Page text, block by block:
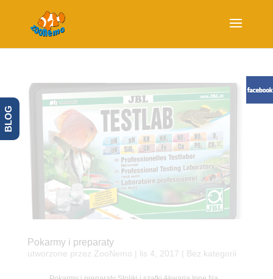
Pokarmy i preparaty
utworzone przez ZooNemo lis 4, 2017 | Bez kategorii
BLOG